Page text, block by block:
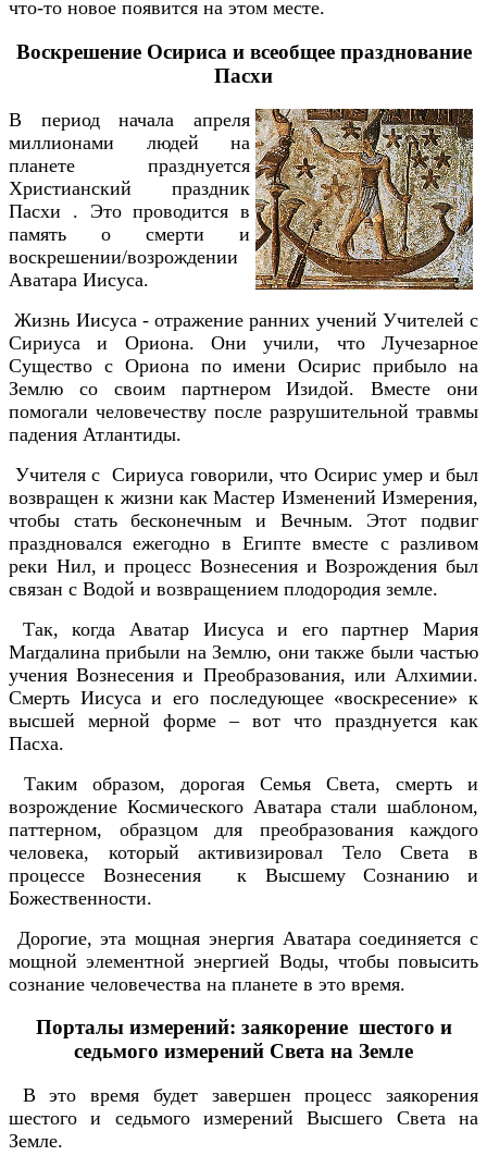
что-то новое появится на этом месте.
Воскрешение Осириса и всеобщее празднование
Пасхи
В период начала апреля
миллионами людей на
планете празднуется
Христианский праздник
Пасхи . Это проводится в
память о смерти и
воскрешении/возрождении
Аватара Иисуса.
Жизнь Иисуса - отражение ранних учений Учителей с
Сириуса и Ориона. Они учили, что Лучезарное
Существо с Ориона по имени Осирис прибыло на
Землю со своим партнером Изидой. Вместе они
помогали человечеству после разрушительной травмы
падения Атлантиды.
Учителя с Сириуса говорили, что Осирис умер и был
возвращен к жизни как Мастер Изменений Измерения,
чтобы стать бесконечным и Вечным. Этот подвиг
праздновался ежегодно в Египте вместе с разливом
реки Нил, и процесс Вознесения и Возрождения был
связан с Водой и возвращением плодородия земле.
Так, когда Аватар Иисуса и его партнер Мария
Магдалина прибыли на Землю, они также были частью
учения Вознесения и Преобразования, или Алхимии.
Смерть Иисуса и его последующее «воскресение» к
высшей мерной форме – вот что празднуется как
Пасха.
Таким образом, дорогая Семья Света, смерть и
возрождение Космического Аватара стали шаблоном,
паттерном, образцом для преобразования каждого
человека, который активизировал Тело Света в
процессе Вознесения к Высшему Сознанию и
Божественности.
Дорогие, эта мощная энергия Аватара соединяется с
мощной элементной энергией Воды, чтобы повысить
сознание человечества на планете в это время.
Порталы измерений: заякорение шестого и
седьмого измерений Света на Земле
В это время будет завершен процесс заякорения
шестого и седьмого измерений Высшего Света на
Земле.